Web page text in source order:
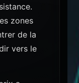
zones
de la
vers le